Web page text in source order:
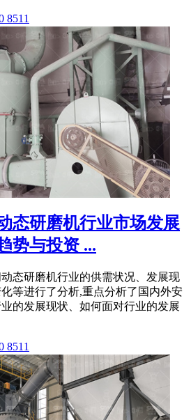
8511
态研磨机行业市场发展
势与投资 ...
态研磨机行业的供需状况、发展现
等进行了分析,重点分析了国内外安
的发展现状、如何面对行业的发展
8511